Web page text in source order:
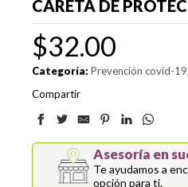
CARETA DE
$32.00
Categoría: Prevención covid-19
Compartir
Asesoría en
Te ayudamos a
opción para ti.